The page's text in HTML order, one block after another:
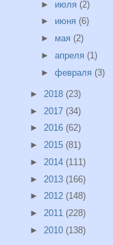
► июля (2)
► июня (6)
► мая (2)
► апреля (1)
► февраля (3)
► 2018 (23)
► 2017 (34)
► 2016 (62)
► 2015 (81)
► 2014 (111)
► 2013 (166)
► 2012 (148)
► 2011 (228)
► 2010 (138)